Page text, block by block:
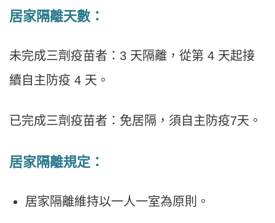
居家隔離天數：
未完成三劑疫苗者：3 天隔離，從第 4 天起接
續自主防疫 4 天。
已完成三劑疫苗者：免居隔，須自主防疫7天。
居家隔離規定：
居家隔離維持以一人一室為原則。